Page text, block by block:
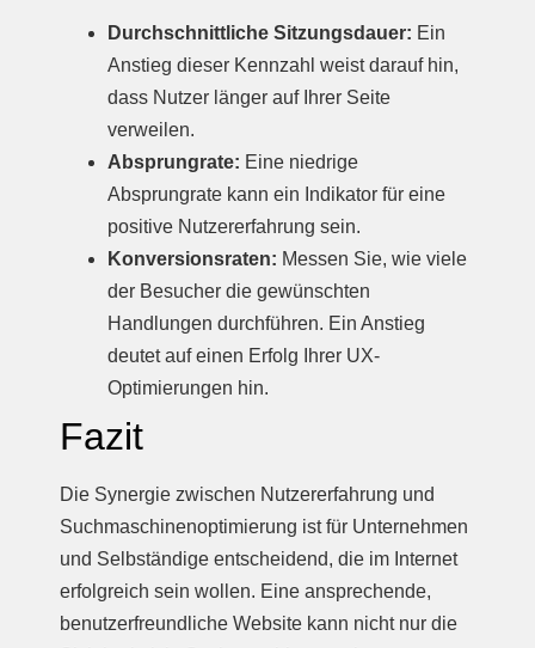
Durchschnittliche Sitzungsdauer: Ein
Anstieg dieser Kennzahl weist darauf hin,
dass Nutzer länger auf Ihrer Seite
verweilen.
Absprungrate: Eine niedrige
Absprungrate kann ein Indikator für eine
positive Nutzererfahrung sein.
Konversionsraten: Messen Sie, wie viele
der Besucher die gewünschten
Handlungen durchführen. Ein Anstieg
deutet auf einen Erfolg Ihrer UX-
Optimierungen hin.
Fazit
Die Synergie zwischen Nutzererfahrung und
Suchmaschinenoptimierung ist für Unternehmen
und Selbständige entscheidend, die im Internet
erfolgreich sein wollen. Eine ansprechende,
benutzerfreundliche Website kann nicht nur die